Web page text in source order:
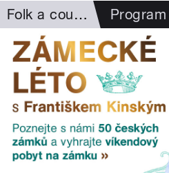
Folk a country Program